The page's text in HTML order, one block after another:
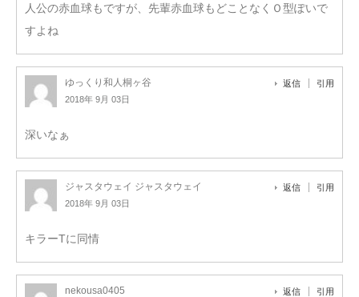
人公の赤血球もですが、先輩赤血球もどことなくＯ型ぽいで
すよね
ゆっくり和人桐ヶ谷
2018年 9月 03日
返信 引用
深いなぁ
ジャスタウェイ ジャスタウェイ
2018年 9月 03日
返信 引用
キラーTに同情
nekousa0405 返信 引用